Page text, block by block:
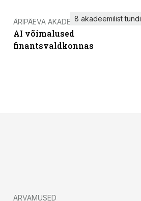
ÄRIPÄEVA AKADEEMIA
AI võimalused
finantsvaldkonnas
8 akadeemilist tundi
ARVAMUSED